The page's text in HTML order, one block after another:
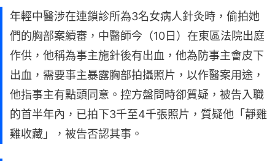
年輕中醫涉在連鎖診所為3名女病人針灸時，偷拍她
們的胸部案續審，中醫師今（10日）在東區法院出庭
作供，他稱為事主施針後有出血，他為防事主會皮下
出血，需要事主暴露胸部拍攝照片，以作醫案用途，
他指事主有點頭同意。控方盤問時卻質疑，被告入職
的首半年內，已拍下3千至4千張照片，質疑他「靜雞
雞收藏」，被告否認其事。